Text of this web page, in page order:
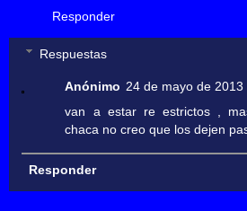
Responder
Respuestas
Anónimo 24 de mayo de 2013
van a estar re estrictos ,
chaca no creo que los dejen
Responder